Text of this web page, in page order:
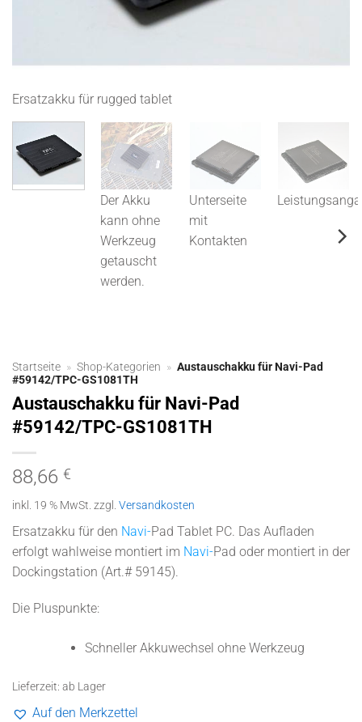
Ersatzakku für rugged tablet
Der Akku
kann ohne
Werkzeug
getauscht
werden.
Unterseite
mit
Kontakten
Startseite » Shop-Kategorien » Austauschakku für Navi-Pad
#59142/TPC-GS1081TH
Austauschakku für Navi-Pad
#59142/TPC-GS1081TH
88,66 €
inkl. 19 % MwSt. zzgl. Versandkosten
Ersatzakku für den Navi-Pad Tablet PC. Das Aufladen
erfolgt wahlweise montiert im Navi-Pad oder montiert in der
Dockingstation (Art.# 59145).
Die Pluspunkte:
Schneller Akkuwechsel ohne Werkzeug
Lieferzeit: ab Lager
Auf den Merkzettel